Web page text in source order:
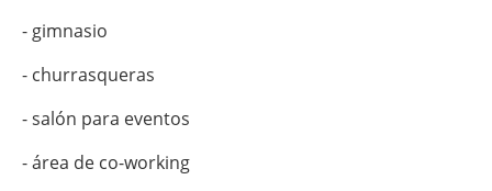
- ⁠gimnasio
- ⁠churrasqueras
- ⁠salón para eventos
- ⁠área de co-working